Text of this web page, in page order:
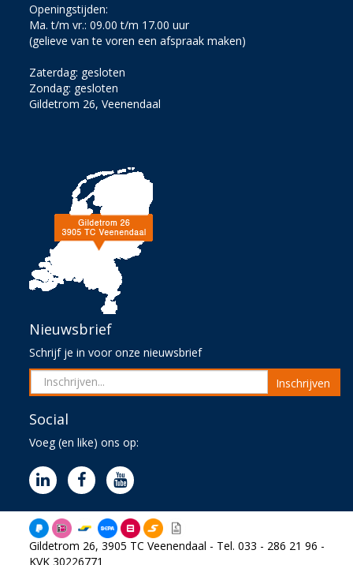
Openingstijden:
Ma. t/m vr.: 09.00 t/m 17.00 uur
(gelieve van te voren een afspraak maken)
Zaterdag: gesloten
Zondag: gesloten
Gildetrom 26, Veenendaal
Nieuwsbrief
Schrijf je in voor onze nieuwsbrief
Inschrijven
Social
Voeg (en like) ons op:
Gildetrom 26, 3905 TC Veenendaal - Tel. 033 - 286 21 96 -
KVK 30226771